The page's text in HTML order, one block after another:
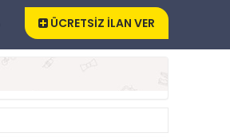
ÜCRETSİZ İLAN VER